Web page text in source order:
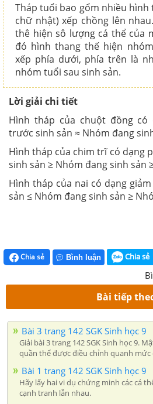
Tháp tuổi bao gổm nhiều hình
chữ nhật) xếp chồng lên
thê hiện sô lượng cá thể của
đó hình thang thế hiện
xếp phía dưới, phía trên là
nhóm tuổi sau sinh sản.
Lời giải chi tiết
Hình tháp của chuột đồng có
trước sinh sản ≈ Nhóm đang
Hình tháp của chim trĩ có dạng
sinh sản ≥ Nhóm đang sinh sản
Hình tháp của nai có dạng
sản ≤ Nhóm đang sinh sản ≥
Chia sẻ Bình luận Chia sẻ
Bài tiếp
Bài 3 trang 142 SGK Sinh học 9
Giải bài 3 trang 142 SGK Sinh học 9.
quần thể được điều chỉnh quanh mức
Bài 1 trang 142 SGK Sinh học 9
Hãy lấy hai vi dụ chứng minh các cá
cạnh tranh lẫn nhau.